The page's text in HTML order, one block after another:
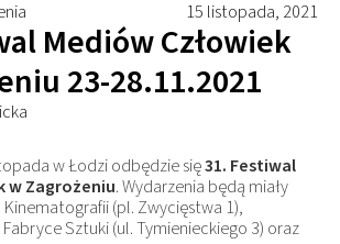
15 listopada, 2021
Mediów Człowiek
23-28.11.2021
w Łodzi odbędzie się31. Festiwal
w Zagrożeniu. Wydarzenia będą miały
Kinematografii (pl. Zwycięstwa 1),
Sztuki (ul. Tymienieckiego 3) oraz